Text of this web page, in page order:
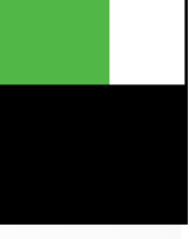
smartphone
af 5 stjerner.
skærm